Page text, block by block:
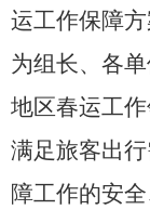
运工作保障
为组长、各
地区春运工
满足旅客出
障工作的安
加
波
浪
键
打
开
盲